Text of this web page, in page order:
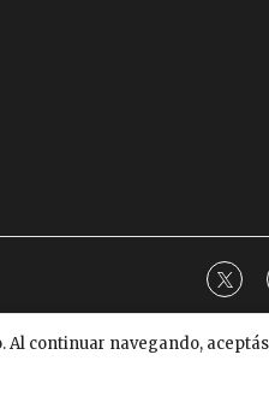
continuar navegando, aceptás